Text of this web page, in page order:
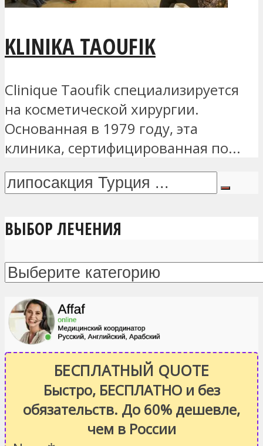
KLINIKA TAOUFIK
Clinique Taoufik специализируется
на косметической хирургии.
Основанная в 1979 году, эта
клиника, сертифицированная по...
ВЫБОР ЛЕЧЕНИЯ
БЕСПЛАТНЫЙ QUOTE
Быстро, БЕСПЛАТНО и без
обязательств. До 60% дешевле,
чем в России